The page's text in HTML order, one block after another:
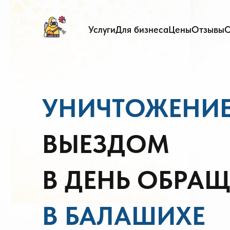
УслугиДля бизнесаЦеныОтзывы
ВЫЕЗДОМ
В ДЕНЬ
В БАЛАШИХЕ